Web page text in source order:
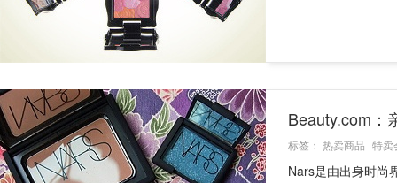
Beauty.com：
标签： 热卖商品 特卖
Nars是由出身时尚